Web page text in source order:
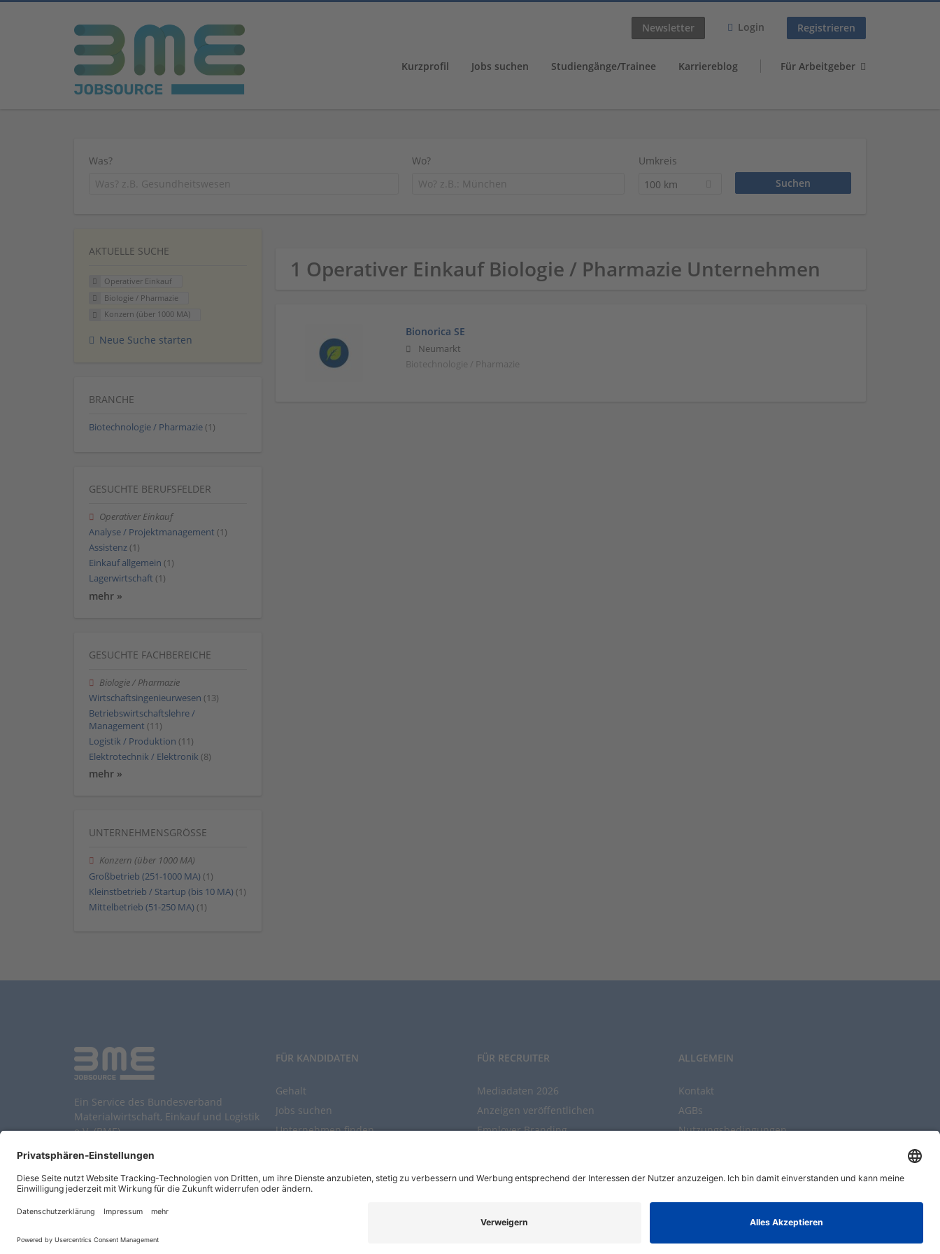
Newsletter Login Registrieren
Kurzprofil Jobs suchen Studiengänge/Trainee Karriereblog Für Arbeitgeber
Was? Wo?
Umkreis
100 km
1 Operativer Einkauf Biologie / Pharmazie Unternehmen
Bionorica SE
Neumarkt
Biotechnologie / Pharmazie
AKTUELLE SUCHE
Operativer Einkauf
Biologie / Pharmazie
Konzern (über 1000 MA)
Neue Suche starten
BRANCHE
Biotechnologie / Pharmazie (1)
GESUCHTE BERUFSFELDER
Operativer Einkauf
Analyse / Projektmanagement (1)
Assistenz (1)
Einkauf allgemein (1)
Lagerwirtschaft (1)
mehr »
GESUCHTE FACHBEREICHE
Biologie / Pharmazie
Wirtschaftsingenieurwesen (13)
Betriebswirtschaftslehre /
Management (11)
Logistik / Produktion (11)
Elektrotechnik / Elektronik (8)
mehr »
UNTERNEHMENSGRÖSSE
Konzern (über 1000 MA)
Großbetrieb (251-1000 MA) (1)
Kleinstbetrieb / Startup (bis 10 MA) (1)
Mittelbetrieb (51-250 MA) (1)
Ein Service des Bundesverband
Materialwirtschaft, Einkauf und Logistik
e.V. (BME)
FÜR KANDIDATEN
Gehalt
Jobs suchen
Unternehmen finden
FÜR RECRUITER
Mediadaten 2026
Anzeigen veröffentlichen
Employer Branding
ALLGEMEIN
Kontakt
AGBs
Nutzungsbedingungen
Entwickelt durchJobiqo